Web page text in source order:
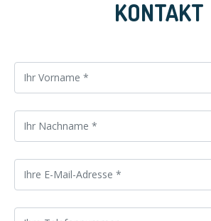
KONTAKT